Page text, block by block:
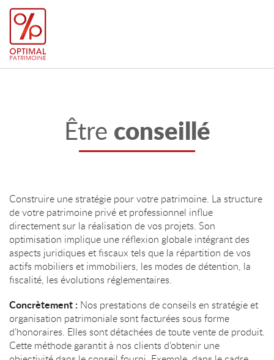
Être conseillé
Construire une stratégie pour votre patrimoine. La structure
de votre patrimoine privé et professionnel influe
directement sur la réalisation de vos projets. Son
optimisation implique une réflexion globale intégrant des
aspects juridiques et fiscaux tels que la répartition de vos
actifs mobiliers et immobiliers, les modes de détention, la
fiscalité, les évolutions réglementaires.
Concrètement : Nos prestations de conseils en stratégie et
organisation patrimoniale sont facturées sous forme
d’honoraires. Elles sont détachées de toute vente de produit.
Cette méthode garantit à nos clients d’obtenir une